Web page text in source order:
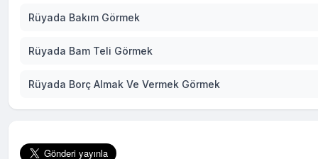
Rüyada Bakım Görmek
Rüyada Bam Teli Görmek
Rüyada Borç Almak Ve Vermek Görmek